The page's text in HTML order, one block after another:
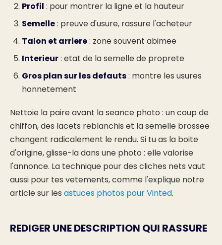
Profil : pour montrer la ligne et la hauteur
Semelle: preuve d'usure, rassure l'acheteur
Talon et arriere: zone souvent abimee
Interieur: etat de la semelle de proprete
Gros plan sur les defauts: montre les usures
honnetement
Nettoie la paire avant la seance photo : un coup de
chiffon, des lacets reblanchis et la semelle brossee
changent radicalement le rendu. Si tu as la boite
d'origine, glisse-la dans une photo : elle valorise
l'annonce. La technique pour des cliches nets vaut
aussi pour tes vetements, comme l'explique notre
article sur les astuces photos pour Vinted.
REDIGER UNE DESCRIPTION QUI RASSURE